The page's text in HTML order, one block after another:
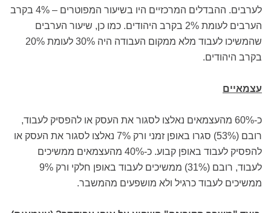
לערבים. ההבדלים המרכזיים היו בשיעור המפוטרים – 4% בקרב
הערבים לעומת 2% בקרב היהודים. כמו כן, שיעור הערבים
שהמשיכו לעבוד מלא ממקום העבודה היה 30% לעומת 20%
בקרב היהודים.
עצמאיים
כ-60% מהעצמאים נאלצו לסגור את העסק או להפסיק לעבוד,
רובם (53%) סגרו באופן זמני ורק 7% נאלצו לסגור את העסק או
להפסיק לעבוד באופן קבוע. כ-40% מהעצמאים ממשיכים
לעבוד, רובם (31%) ממשיכים לעבוד באופן חלקי ורק 9%
ממשיכים לעבוד כרגיל ולא מושפעים מהמשבר.